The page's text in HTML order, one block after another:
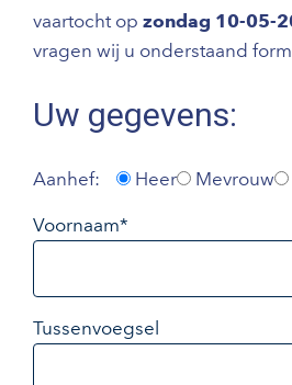
vaartocht op zondag 10-05-
vragen wij u onderstaand
Uw gegevens:
Aanhef: Heer Mevrouw
Voornaam*
Tussenvoegsel